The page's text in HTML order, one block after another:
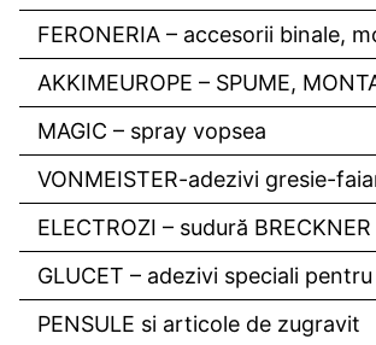
FERONERIA – accesorii binale,
AKKIMEUROPE – SPUME,
MAGIC – spray vopsea
VONMEISTER-adezivi gresie-
ELECTROZI – sudură
GLUCET – adezivi speciali
PENSULE si articole de zugravit